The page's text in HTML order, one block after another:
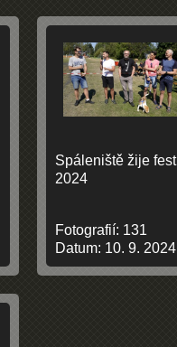
Spáleniště žije fest
2024
Fotografií: 131
Datum: 10. 9. 2024